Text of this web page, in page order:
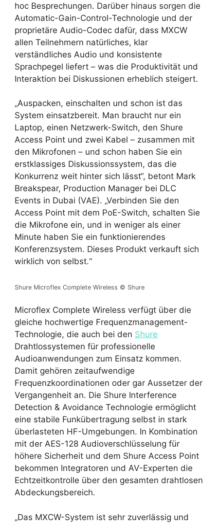
hoc Besprechungen. Darüber hinaus sorgen die
Automatic-Gain-Control-Technologie und der
proprietäre Audio-Codec dafür, dass MXCW
allen Teilnehmern natürliches, klar
verständliches Audio und konsistente
Sprachpegel liefert – was die Produktivität und
Interaktion bei Diskussionen erheblich steigert.
„Auspacken, einschalten und schon ist das
System einsatzbereit. Man braucht nur ein
Laptop, einen Netzwerk-Switch, den Shure
Access Point und zwei Kabel – zusammen mit
den Mikrofonen – und schon haben Sie ein
erstklassiges Diskussionssystem, das die
Konkurrenz weit hinter sich lässt“, betont Mark
Breakspear, Production Manager bei DLC
Events in Dubai (VAE). „Verbinden Sie den
Access Point mit dem PoE-Switch, schalten Sie
die Mikrofone ein, und in weniger als einer
Minute haben Sie ein funktionierendes
Konferenzsystem. Dieses Produkt verkauft sich
wirklich von selbst.“
Shure Microflex Complete Wireless © Shure
Microflex Complete Wireless verfügt über die
gleiche hochwertige Frequenzmanagement-
Technologie, die auch bei den Shure
Drahtlossystemen für professionelle
Audioanwendungen zum Einsatz kommen.
Damit gehören zeitaufwendige
Frequenzkoordinationen oder gar Aussetzer der
Vergangenheit an. Die Shure Interference
Detection & Avoidance Technologie ermöglicht
eine stabile Funkübertragung selbst in stark
überlasteten HF-Umgebungen. In Kombination
mit der AES-128 Audioverschlüsselung für
höhere Sicherheit und dem Shure Access Point
bekommen Integratoren und AV-Experten die
Echtzeitkontrolle über den gesamten drahtlosen
Abdeckungsbereich.
„Das MXCW-System ist sehr zuverlässig und